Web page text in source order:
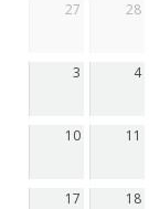
27
28
3 4
10 11
17 18